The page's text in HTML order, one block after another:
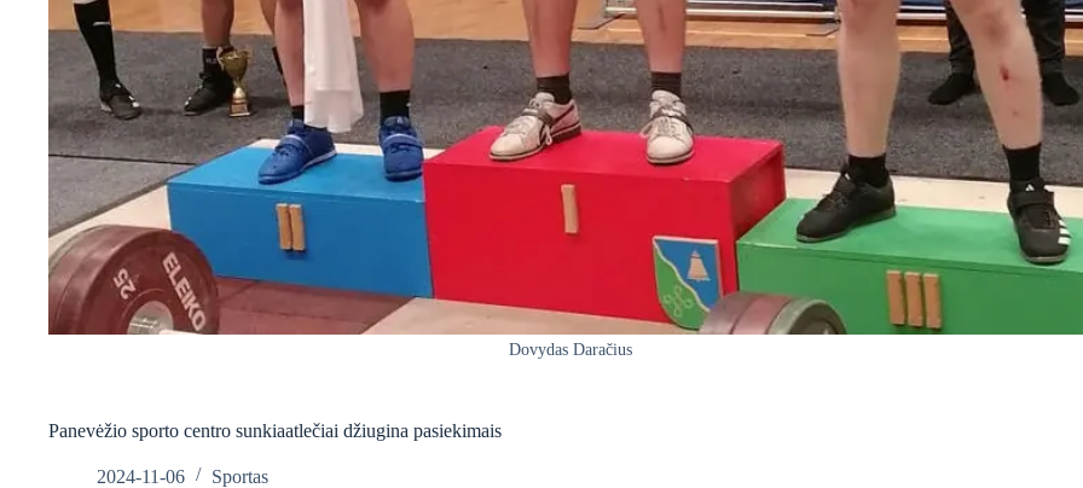
Dovydas Daračius
Panevėžio sporto centro sunkiaatlečiai džiugina pasiekimais
2024-11-06 Sportas